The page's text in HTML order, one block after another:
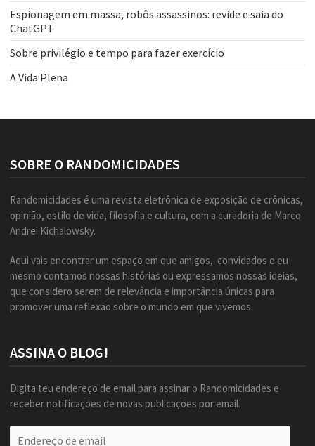
Espionagem em massa, robôs assassinos: revide e saia do
ChatGPT
Sobre privilégio e tempo para fazer exercício
A Vida Plena
SOBRE O RANDOMICIDADES
Randomicidades é uma revista eletrônica de exposição de crônicas,
opinião, estilo de vida, filosofia e cultura, com a curadoria de Marco
Andrei Kichalowsky.
Aqui vais encontrar um espaço em que amigos, convidados e eu
mesmo contamos nossas histórias ou expressamos nossas ideias,
que considero serem de relevância e importância únicas para
promover uma reflexão sobre o mundo em que vivemos.
ASSINA O BLOG!
Digita teu endereço de email para assinar o Randomicidades e
receber notificações de novas publicações por email.